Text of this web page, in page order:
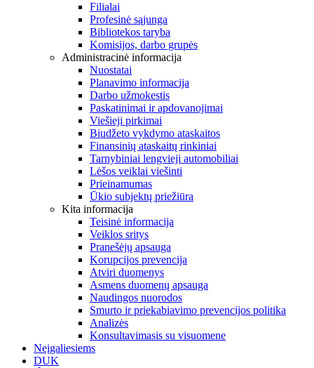
Filialai
Profesinė sąjunga
Bibliotekos taryba
Komisijos, darbo grupės
Administracinė informacija
Nuostatai
Planavimo informacija
Darbo užmokestis
Paskatinimai ir apdovanojimai
Viešieji pirkimai
Biudžeto vykdymo ataskaitos
Finansinių ataskaitų rinkiniai
Tarnybiniai lengvieji automobiliai
Lėšos veiklai viešinti
Prieinamumas
Ūkio subjektų priežiūra
Kita informacija
Teisinė informacija
Veiklos sritys
Pranešėjų apsauga
Korupcijos prevencija
Atviri duomenys
Asmens duomenų apsauga
Naudingos nuorodos
Smurto ir priekabiavimo prevencijos politika
Analizės
Konsultavimasis su visuomene
Neįgaliesiems
DUK